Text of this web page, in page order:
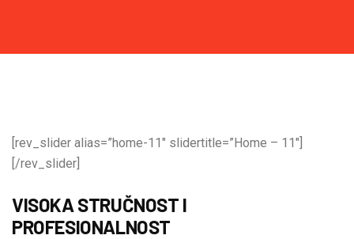
[rev_slider alias=”home-11″ slidertitle=”Home – 11″]
[/rev_slider]
VISOKA STRUČNOST I
PROFESIONALNOST